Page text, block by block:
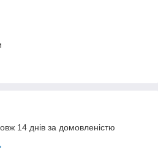
14 днів за домовленістю